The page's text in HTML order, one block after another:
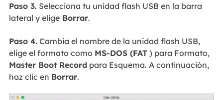
Paso 3.Selecciona tu unidad flash USB en la barra
lateral y eligeBorrar.
Paso 4.Cambia el nombre de la unidad flash USB,
elige el formato como MS-DOS (FAT) para Formato,
Master Boot Recordpara Esquema. A continuación,
haz clic en Borrar.